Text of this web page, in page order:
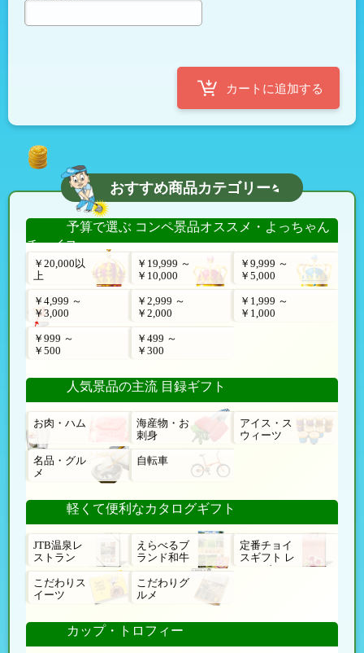
おすすめ商品カテゴリー
予算で選ぶ コンペ景品オススメ・よっちゃん
チョイス
￥20,000以
上
￥19,999 ～
￥10,000
￥9,999 ～
￥5,000
￥4,999 ～
￥3,000
￥2,999 ～
￥2,000
￥1,999 ～
￥1,000
￥999 ～
￥500
￥499 ～
￥300
人気景品の主流 目録ギフト
お肉・ハム
海産物・お
刺身
アイス・ス
ウィーツ
名品・グル
メ
自転車
軽くて便利なカタログギフト
JTB温泉レ
ストラン
えらべるブ
ランド和牛
定番チョイ
スギフト レ
ローゼ
こだわりス
イーツ
こだわりグ
ルメ
カップ・トロフィー